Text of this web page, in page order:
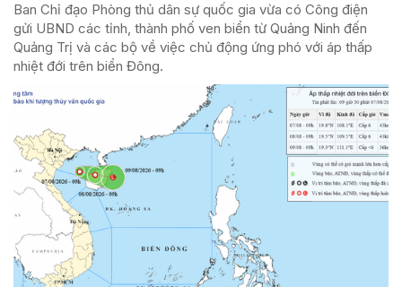
Ban Chỉ đạo Phòng thủ dân sự quốc gia vừa có Công điện
gửi UBND các tỉnh, thành phố ven biển từ Quảng Ninh đến
Quảng Trị và các bộ về việc chủ động ứng phó với áp thấp
nhiệt đới trên biển Đông.